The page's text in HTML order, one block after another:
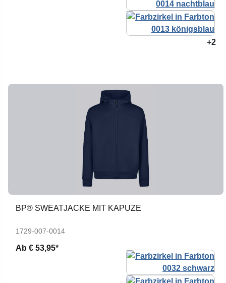
+2
BP® SWEATJACKE MIT KAPUZE
1729-007-0014
Ab € 53,95*